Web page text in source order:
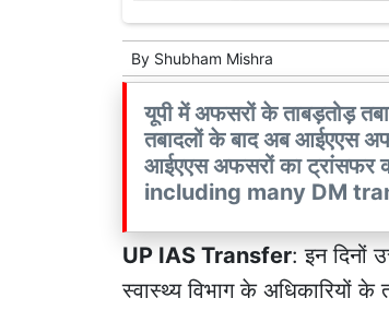
By Shubham Mishra
यूपी में अफसरों के ताबड़तोड़
तबादलों के बाद अब आईएएस
आईएएस अफसरों का
including many DM
UP IAS Transfer: इन दिनों
स्वास्थ्य विभाग के अधिकारियों